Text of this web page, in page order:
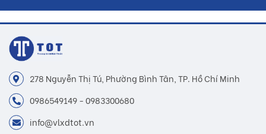
278 Nguyễn Thị Tú, Phường Bình Tân, TP. Hồ Chí Minh
0986549149 - 0983300680
info@vlxdtot.vn